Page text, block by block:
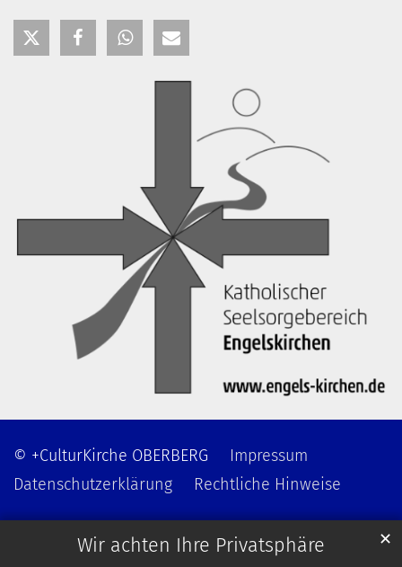
Wir achten Ihre Privatsphäre ✕
© +CulturKirche OBERBERG
Impressum
Datenschutzerklärung
Rechtliche Hinweise